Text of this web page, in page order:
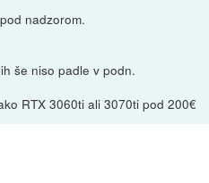
nadzorom.
še niso padle v podn.
RTX 3060ti ali 3070ti pod 200€